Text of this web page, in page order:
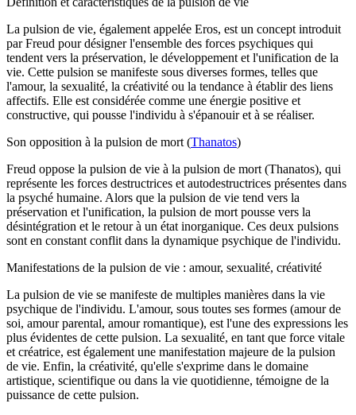
La pulsion de vie, également appelée Eros, est un concept introduit
par Freud pour désigner l'ensemble des forces psychiques qui
tendent vers la préservation, le développement et l'unification de la
vie. Cette pulsion se manifeste sous diverses formes, telles que
l'amour, la sexualité, la créativité ou la tendance à établir des liens
affectifs. Elle est considérée comme une énergie positive et
constructive, qui pousse l'individu à s'épanouir et à se réaliser.
Son opposition à la pulsion de mort (Thanatos)
Freud oppose la pulsion de vie à la pulsion de mort (Thanatos), qui
représente les forces destructrices et autodestructrices présentes dans
la psyché humaine. Alors que la pulsion de vie tend vers la
préservation et l'unification, la pulsion de mort pousse vers la
désintégration et le retour à un état inorganique. Ces deux pulsions
sont en constant conflit dans la dynamique psychique de l'individu.
Manifestations de la pulsion de vie : amour, sexualité, créativité
La pulsion de vie se manifeste de multiples manières dans la vie
psychique de l'individu. L'amour, sous toutes ses formes (amour de
soi, amour parental, amour romantique), est l'une des expressions les
plus évidentes de cette pulsion. La sexualité, en tant que force vitale
et créatrice, est également une manifestation majeure de la pulsion
de vie. Enfin, la créativité, qu'elle s'exprime dans le domaine
artistique, scientifique ou dans la vie quotidienne, témoigne de la
puissance de cette pulsion.